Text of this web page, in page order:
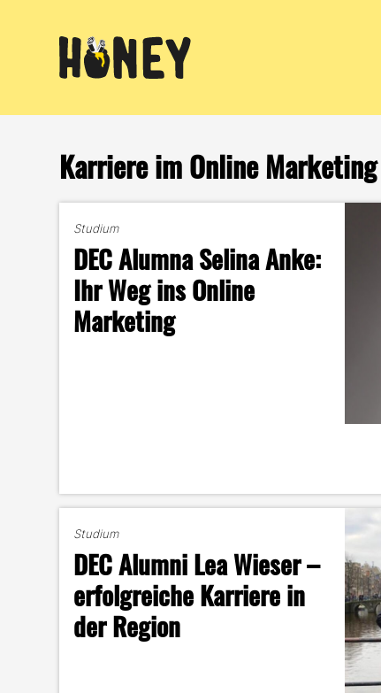
Karriere im Online Marketing
Studium
DEC Alumna Selina Anke:
Ihr Weg ins Online
Marketing
Studium
DEC Alumni Lea Wieser –
erfolgreiche Karriere in
der Region